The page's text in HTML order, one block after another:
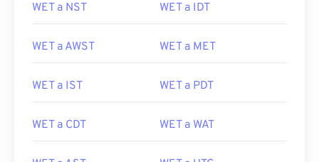
WET a NST WET a IDT
WET a AWST WET a MET
WET a IST WET a PDT
WET a CDT WET a WAT